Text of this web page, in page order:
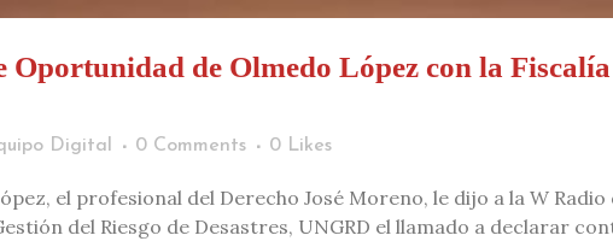
Oportunidad de Olmedo López con la
Digital 0 Comments 0 Likes
el profesional del Derecho José Moreno, le dijo a la W
del Riesgo de Desastres, UNGRD el llamado a declarar